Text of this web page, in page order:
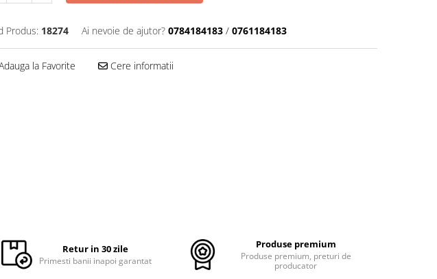
Produs: 18274 Ai nevoie de ajutor? 0784184183 / 0761184183
la Favorite Cere informatii
Retur in 30 zile
Primesti banii inapoi garantat
Produse premium
Produse premium, preturi de
producator